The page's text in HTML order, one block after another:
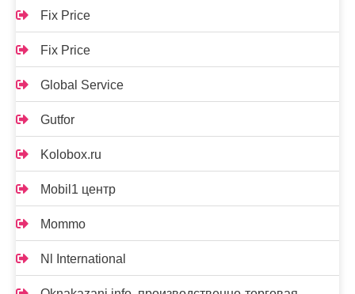
Fix Price
Fix Price
Global Service
Gutfor
Kolobox.ru
Mobil1 центр
Mommo
Nl International